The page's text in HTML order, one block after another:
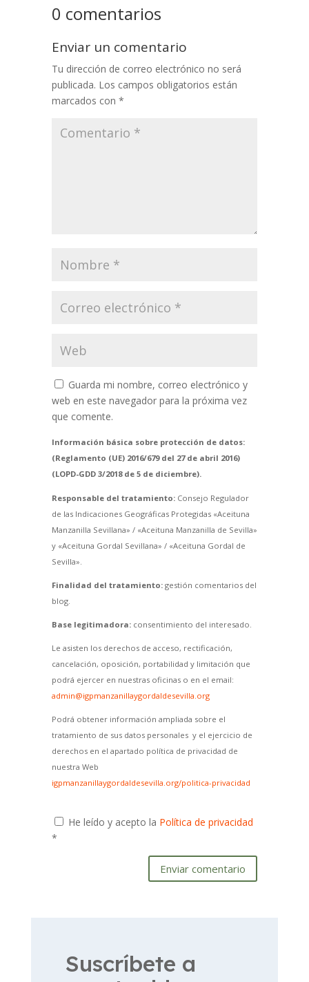
0 comentarios
Enviar un comentario
Tu dirección de correo electrónico no será
publicada. Los campos obligatorios están
marcados con *
Guarda mi nombre, correo electrónico y
web en este navegador para la próxima vez
que comente.
Información básica sobre protección de datos:
(Reglamento (UE) 2016/679 del 27 de abril 2016)
(LOPD-GDD 3/2018 de 5 de diciembre).
Responsable del tratamiento:Consejo Regulador
de las Indicaciones Geográficas Protegidas «Aceituna
Manzanilla Sevillana» / «Aceituna Manzanilla de Sevilla»
y «Aceituna Gordal Sevillana» / «Aceituna Gordal de
Sevilla».
Finalidad del tratamiento:gestión comentarios del
blog.
Base legitimadora:consentimiento del interesado.
Le asisten los derechos de acceso, rectificación,
cancelación, oposición, portabilidad y limitación que
podrá ejercer en nuestras oficinas o en el email:
admin@igpmanzanillaygordaldesevilla.org
Podrá obtener información ampliada sobre el
tratamiento de sus datos personales y el ejercicio de
derechos en el apartado política de privacidad de
nuestra Web
igpmanzanillaygordaldesevilla.org/politica-privacidad
He leído y acepto la Política de privacidad
*
Enviar comentario
Suscríbete a